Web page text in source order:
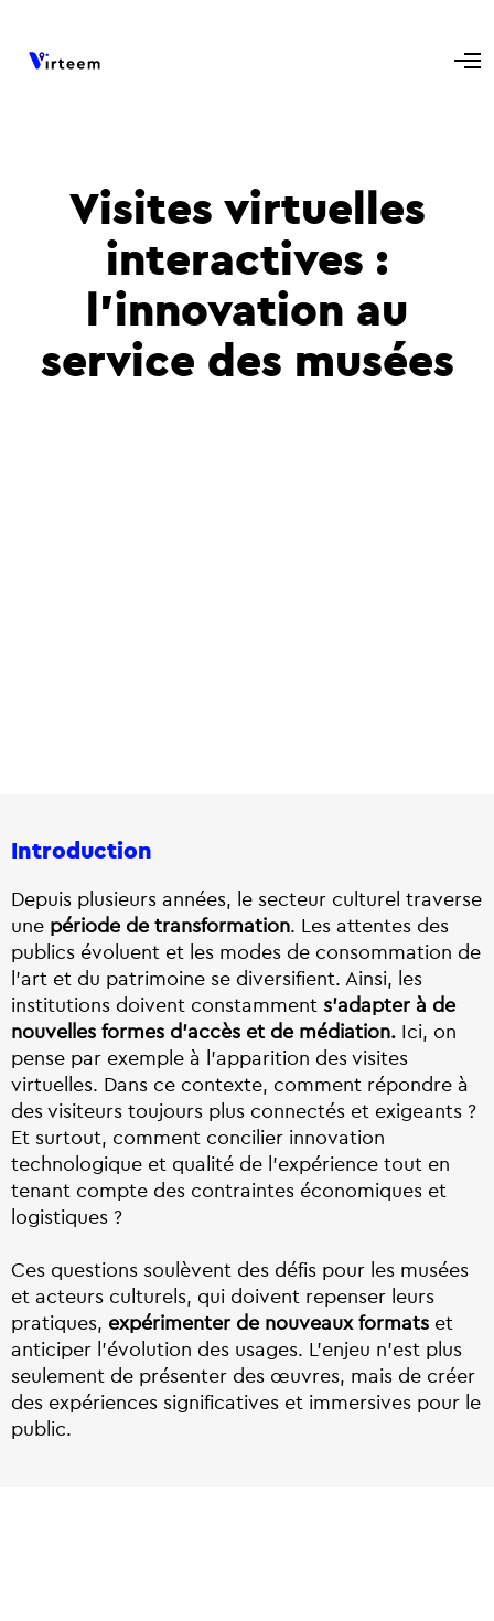
Visites virtuelles
interactives :
l'innovation au
service des musées
Introduction
Depuis plusieurs années, le secteur culturel traverse
une période de transformation. Les attentes des
publics évoluent et les modes de consommation de
l’art et du patrimoine se diversifient. Ainsi, les
institutions doivent constamment s’adapter à de
nouvelles formes d’accès et de médiation. Ici, on
pense par exemple à l’apparition des visites
virtuelles. Dans ce contexte, comment répondre à
des visiteurs toujours plus connectés et exigeants ?
Et surtout, comment concilier innovation
technologique et qualité de l’expérience tout en
tenant compte des contraintes économiques et
logistiques ?
Ces questions soulèvent des défis pour les musées
et acteurs culturels, qui doivent repenser leurs
pratiques, expérimenter de nouveaux formats et
anticiper l’évolution des usages. L’enjeu n’est plus
seulement de présenter des œuvres, mais de créer
des expériences significatives et immersives pour le
public.